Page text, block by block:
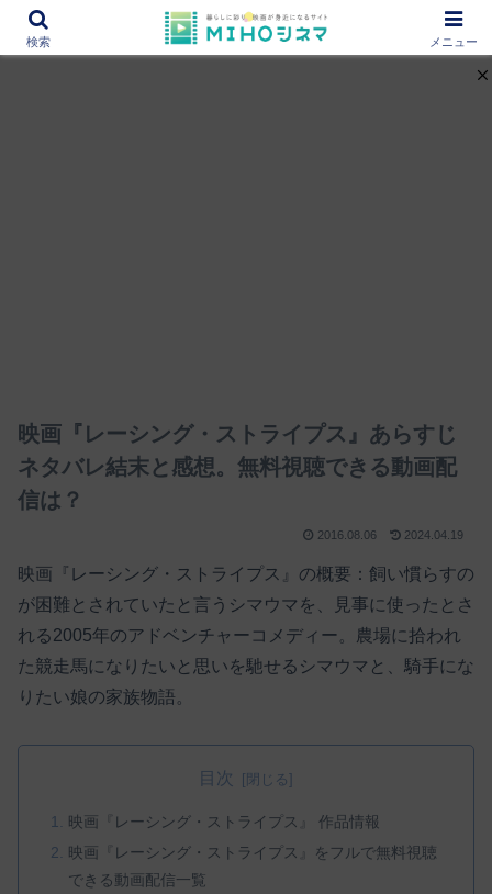
12000作品を紹介！あなたの映画図書館『MIHOシネマ』
映画『レーシング・ストライプス』あらすじ
ネタバレ結末と感想。無料視聴できる動画配
信は？
2016.08.06 2024.04.19
映画『レーシング・ストライプス』の概要：飼い慣らすの
が困難とされていたと言うシマウマを、見事に使ったとさ
れる2005年のアドベンチャーコメディー。農場に拾われ
た競走馬になりたいと思いを馳せるシマウマと、騎手にな
りたい娘の家族物語。
目次
映画『レーシング・ストライプス』 作品情報
映画『レーシング・ストライプス』をフルで無料視聴
できる動画配信一覧
検索 メニュー